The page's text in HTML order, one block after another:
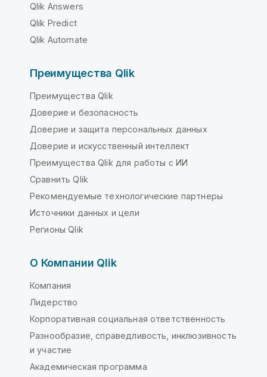
Qlik Answers
Qlik Predict
Qlik Automate
Преимущества Qlik
Преимущества Qlik
Доверие и безопасность
Доверие и защита персональных данных
Доверие и искусственный интеллект
Преимущества Qlik для работы с ИИ
Сравнить Qlik
Рекомендуемые технологические партнеры
Источники данных и цели
Регионы Qlik
О Компании Qlik
Компания
Лидерство
Корпоративная социальная ответственность
Разнообразие, справедливость, инклюзивность
и участие
Академическая программа